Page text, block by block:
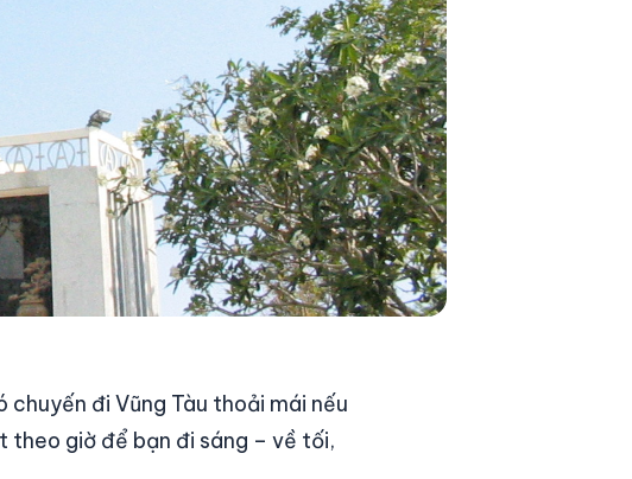
chuyến đi Vũng Tàu thoải mái nếu
theo giờ để bạn đi sáng – về tối,